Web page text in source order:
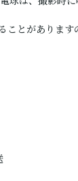
ことがありま